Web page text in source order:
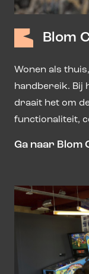
Blom
Wonen als
handbereik. Bij
draait het om
functionaliteit,
Ga naar Blom